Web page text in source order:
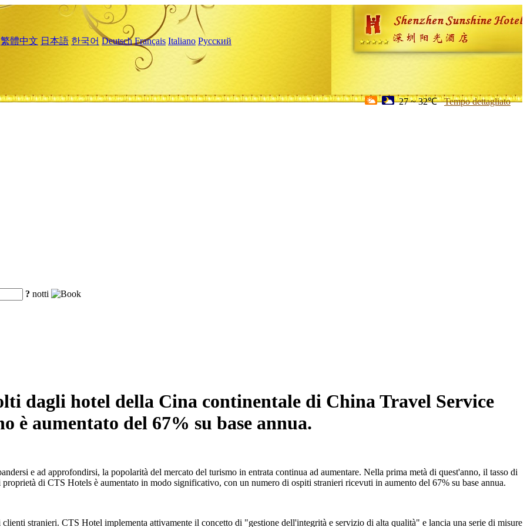
繁體中文 日本語 한국어 Deutsch Français Italiano Русский
27 ~ 32℃ Tempo dettagliato
? notti
dagli hotel della Cina continentale di China Travel Service
è aumentato del 67% su base annua.
e ad approfondirsi, la popolarità del mercato del turismo in entrata continua ad aumentare. Nella prima metà di quest'anno, il tasso di
di CTS Hotels è aumentato in modo significativo, con un numero di ospiti stranieri ricevuti in aumento del 67% su base annua.
stranieri. CTS Hotel implementa attivamente il concetto di "gestione dell'integrità e servizio di alta qualità" e lancia una serie di misure